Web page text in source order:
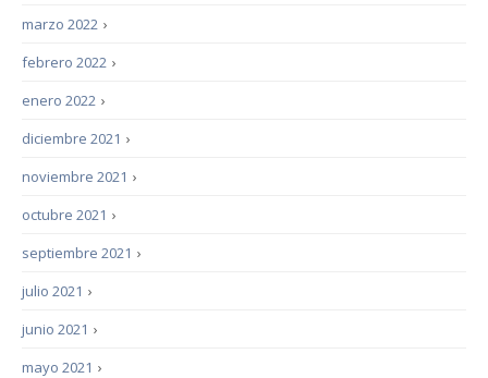
›
marzo 2022
›
febrero 2022
›
enero 2022
›
diciembre 2021
›
noviembre 2021
›
octubre 2021
›
septiembre 2021
›
julio 2021
›
junio 2021
›
mayo 2021